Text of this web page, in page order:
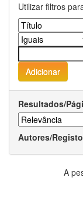
Utilizar filtros
Resultados/
Autores/Registo
A